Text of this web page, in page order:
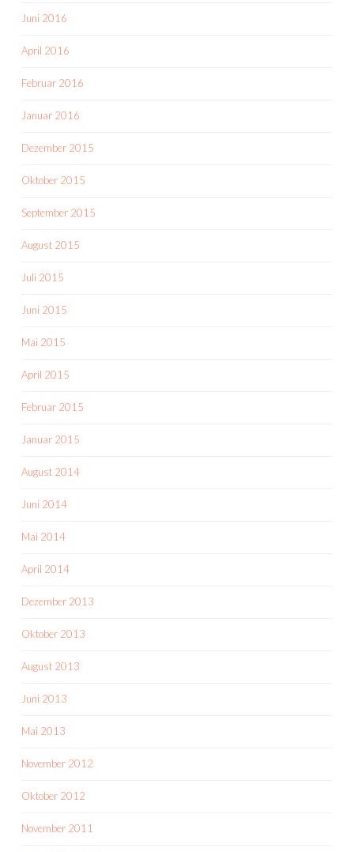
Juni 2016
April 2016
Februar 2016
Januar 2016
Dezember 2015
Oktober 2015
September 2015
August 2015
Juli 2015
Juni 2015
Mai 2015
April 2015
Februar 2015
Januar 2015
August 2014
Juni 2014
Mai 2014
April 2014
Dezember 2013
Oktober 2013
August 2013
Juni 2013
Mai 2013
November 2012
Oktober 2012
November 2011